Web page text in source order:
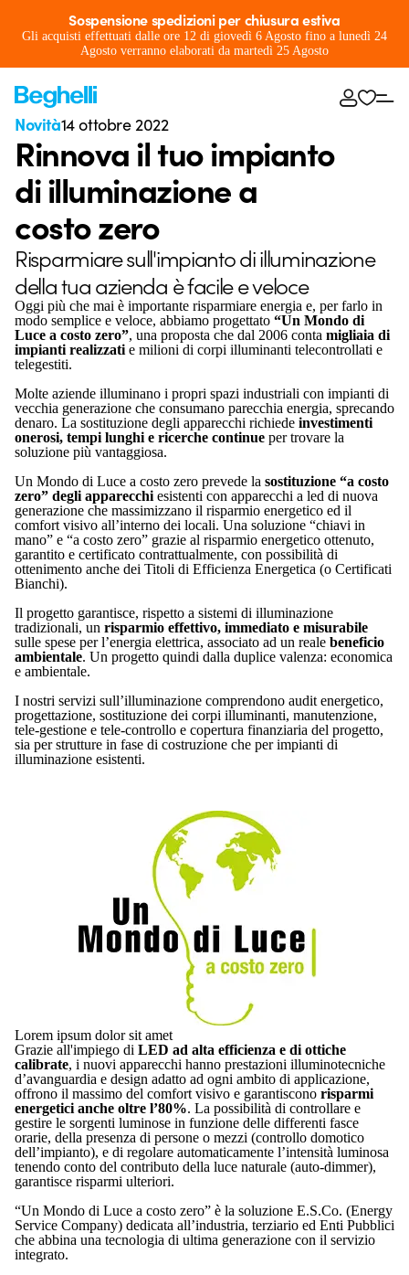
Sospensione spedizioni per chiusura estiva
Gli acquisti effettuati dalle ore 12 di giovedì 6 Agosto fino a lunedì 24
Agosto verranno elaborati da martedì 25 Agosto
Novità14 ottobre 2022
Rinnova il tuo impianto
di illuminazione a
costo zero
Risparmiare sull'impianto di illuminazione
della tua azienda è facile e veloce
Oggi più che mai è importante risparmiare energia e, per farlo in
modo semplice e veloce, abbiamo progettato “Un Mondo di
Luce a costo zero”, una proposta che dal 2006 conta migliaia di
impianti realizzati e milioni di corpi illuminanti telecontrollati e
telegestiti.
Molte aziende illuminano i propri spazi industriali con impianti di
vecchia generazione che consumano parecchia energia, sprecando
denaro. La sostituzione degli apparecchi richiede investimenti
onerosi, tempi lunghi e ricerche continue per trovare la
soluzione più vantaggiosa.
Un Mondo di Luce a costo zero prevede la sostituzione “a costo
zero” degli apparecchi esistenti con apparecchi a led di nuova
generazione che massimizzano il risparmio energetico ed il
comfort visivo all’interno dei locali. Una soluzione “chiavi in
mano” e “a costo zero” grazie al risparmio energetico ottenuto,
garantito e certificato contrattualmente, con possibilità di
ottenimento anche dei Titoli di Efficienza Energetica (o Certificati
Bianchi).
Il progetto garantisce, rispetto a sistemi di illuminazione
tradizionali, un risparmio effettivo, immediato e misurabile
sulle spese per l’energia elettrica, associato ad un reale beneficio
ambientale. Un progetto quindi dalla duplice valenza: economica
e ambientale.
I nostri servizi sull’illuminazione comprendono audit energetico,
progettazione, sostituzione dei corpi illuminanti, manutenzione,
tele-gestione e tele-controllo e copertura finanziaria del progetto,
sia per strutture in fase di costruzione che per impianti di
illuminazione esistenti.
Lorem ipsum dolor sit amet
Grazie all'impiego di LED ad alta efficienza e di ottiche
calibrate, i nuovi apparecchi hanno prestazioni illuminotecniche
d’avanguardia e design adatto ad ogni ambito di applicazione,
offrono il massimo del comfort visivo e garantiscono risparmi
energetici anche oltre l’80%. La possibilità di controllare e
gestire le sorgenti luminose in funzione delle differenti fasce
orarie, della presenza di persone o mezzi (controllo domotico
dell’impianto), e di regolare automaticamente l’intensità luminosa
tenendo conto del contributo della luce naturale (auto-dimmer),
garantisce risparmi ulteriori.
“Un Mondo di Luce a costo zero” è la soluzione E.S.Co. (Energy
Service Company) dedicata all’industria, terziario ed Enti Pubblici
che abbina una tecnologia di ultima generazione con il servizio
integrato.